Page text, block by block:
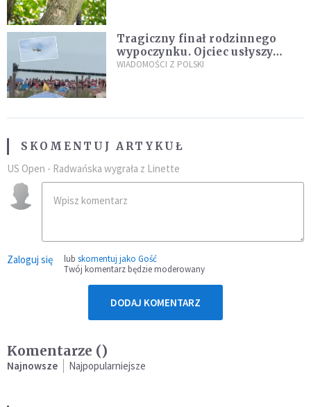
Tragiczny finał rodzinnego
wypoczynku. Ojciec usłyszy
zarzuty
WIADOMOŚCI Z POLSKI
SKOMENTUJ ARTYKUŁ
US Open - Radwańska wygrała z Linette
Zaloguj się lub skomentuj jako Gość
Twój komentarz będzie moderowany
DODAJ KOMENTARZ
Komentarze ()
Najnowsze Najpopularniejsze